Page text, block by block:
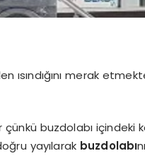
ısındığını merak
çünkü buzdolabı
yayılarak buzdolabı